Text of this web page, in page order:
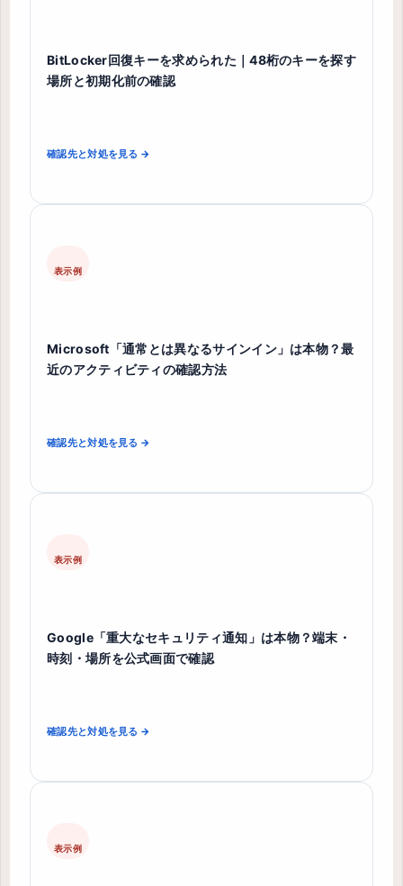
BitLocker回復キーを求められた｜48桁のキーを探す
場所と初期化前の確認
確認先と対処を見る →
表示例
Microsoft「通常とは異なるサインイン」は本物？最
近のアクティビティの確認方法
確認先と対処を見る →
表示例
Google「重大なセキュリティ通知」は本物？端末・
時刻・場所を公式画面で確認
確認先と対処を見る →
表示例